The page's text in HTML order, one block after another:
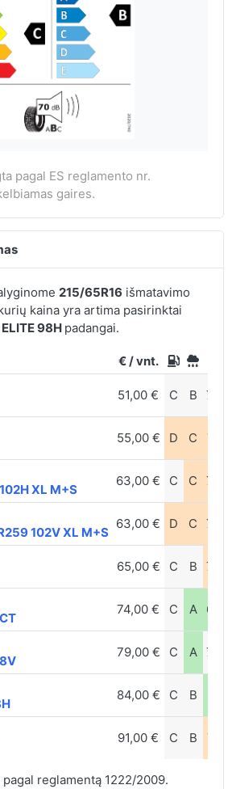
pagal ES reglamento nr.
gaires.
215/65R16 išmatavimo
kaina yra artima pasirinktai
98H padangai.
€ / vnt.
51,00 € C B
55,00 € D C
XL M+S
63,00 € C C
102V XL M+S
63,00 € D C
65,00 € C B
74,00 € C A
79,00 € C A
84,00 € C B
91,00 € C B
reglamentą 1222/2009.